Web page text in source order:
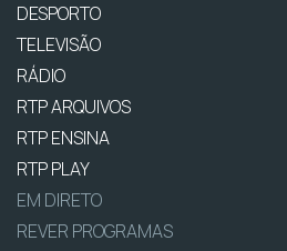
DESPORTO
TELEVISÃO
RÁDIO
RTP ARQUIVOS
RTP ENSINA
RTP PLAY
EM DIRETO
REVER PROGRAMAS